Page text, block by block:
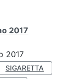
2017
2017
SIGARETTA